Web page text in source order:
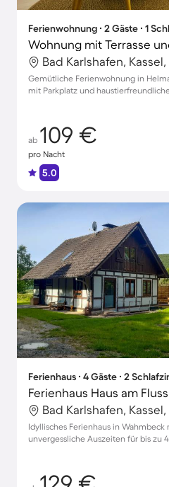
Ferienwohnung ∙ 2 Gäste ∙ 1
Wohnung mit Terrasse
Bad Karlshafen,
Gemütliche Ferienwohnung in
mit Parkplatz und
ab 109 €
pro Nacht
5.0
Ferienhaus ∙ 4 Gäste ∙ 2
Ferienhaus Haus am Fluss
Bad Karlshafen,
Idyllisches Ferienhaus in
unvergessliche Auszeiten für bis zu